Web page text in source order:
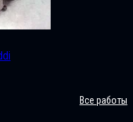
Все работы